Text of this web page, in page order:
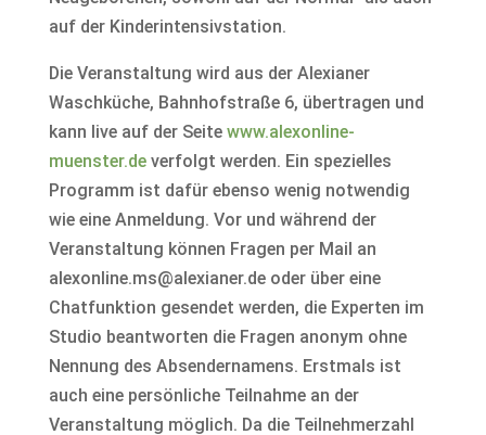
auf der Kinderintensivstation.
Die Veranstaltung wird aus der Alexianer
Waschküche, Bahnhofstraße 6, übertragen und
kann live auf der Seite www.alexonline-
muenster.deverfolgt werden. Ein spezielles
Programm ist dafür ebenso wenig notwendig
wie eine Anmeldung. Vor und während der
Veranstaltung können Fragen per Mail an
alexonline.ms@alexianer.de oder über eine
Chatfunktion gesendet werden, die Experten im
Studio beantworten die Fragen anonym ohne
Nennung des Absendernamens. Erstmals ist
auch eine persönliche Teilnahme an der
Veranstaltung möglich. Da die Teilnehmerzahl